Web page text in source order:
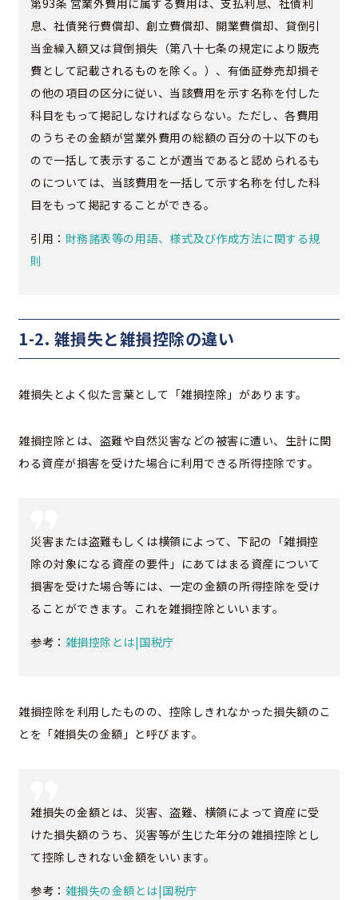
息、社債発行費償却、創立費償却、開業費償却、貸倒引
当金繰入額又は貸倒損失（第八十七条の規定により販売
費として記載されるものを除く。）、有価証券売却損そ
の他の項目の区分に従い、当該費用を示す名称を付した
科目をもって掲記しなければならない。ただし、各費用
のうちその金額が営業外費用の総額の百分の十以下のも
ので一括して表示することが適当であると認められるも
のについては、当該費用を一括して示す名称を付した科
目をもって掲記することができる。
引用： 財務諸表等の用語、様式及び作成方法に関する規
則
1-2. 雑損失と雑損控除の違い
雑損失とよく似た言葉として「雑損控除」があります。
雑損控除とは、盗難や自然災害などの被害に遭い、生計に関
わる資産が損害を受けた場合に利用できる所得控除です。
災害または盗難もしくは横領によって、下記の「雑損控
除の対象になる資産の要件」にあてはまる資産について
損害を受けた場合等には、一定の金額の所得控除を受け
ることができます。これを雑損控除といいます。
参考： 雑損控除とは|国税庁
雑損控除を利用したものの、控除しきれなかった損失額のこ
とを「雑損失の金額」と呼びます。
雑損失の金額とは、災害、盗難、横領によって資産に受
けた損失額のうち、災害等が生じた年分の雑損控除とし
て控除しきれない金額をいいます。
参考： 雑損失の金額とは|国税庁